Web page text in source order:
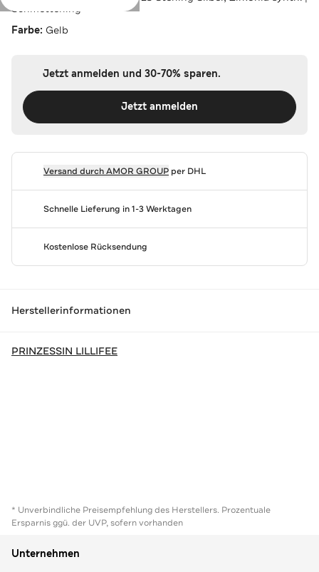
Schmetterling
Farbe: Gelb
Jetzt anmelden und 30-70% sparen.
Jetzt anmelden
Versand durchAMOR GROUPper DHL
Schnelle Lieferung in 1-3 Werktagen
Kostenlose Rücksendung
Herstellerinformationen
PRINZESSIN LILLIFEE
* Unverbindliche Preisempfehlung des Herstellers. Prozentuale
Ersparnis ggü. der UVP, sofern vorhanden
Unternehmen